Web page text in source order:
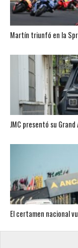
Martín triunfó en la
JMC presentó su Grand
El certamen nacional